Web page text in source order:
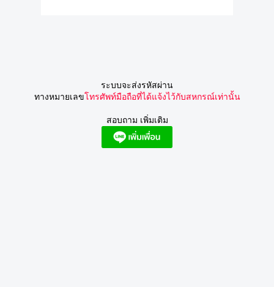
ระบบจะส่งรหัสผ่าน
ทางหมายเลขโทรศัพท์มือถือที่ได้แจ้งไว้กับสหกรณ์เท่านั้น
สอบถาม เพิ่มเติม